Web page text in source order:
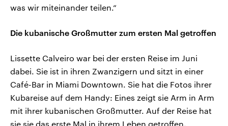
was wir miteinander teilen.“
Die kubanische Großmutter zum ersten Mal getroffen
Lissette Calveiro war bei der ersten Reise im Juni
dabei. Sie ist in ihren Zwanzigern und sitzt in einer
Café-Bar in Miami Downtown. Sie hat die Fotos ihrer
Kubareise auf dem Handy: Eines zeigt sie Arm in Arm
mit ihrer kubanischen Großmutter. Auf der Reise hat
sie sie das erste Mal in ihrem Leben getroffen.